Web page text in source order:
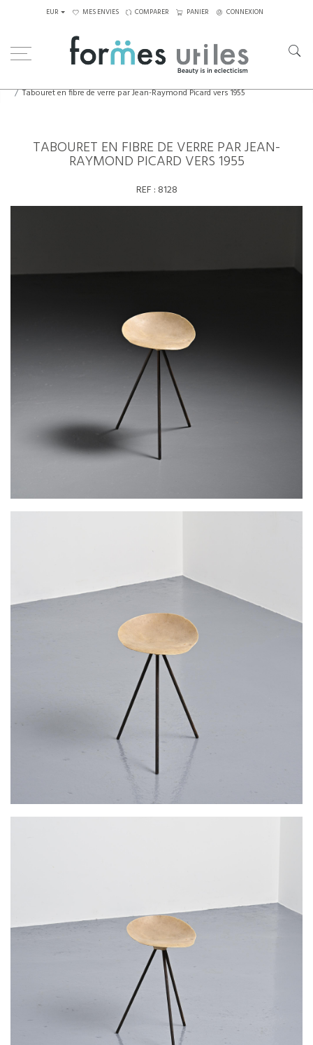
EUR MES ENVIES COMPARER PANIER CONNEXION
Tabouret en fibre de verre par Jean-Raymond Picard vers 1955
TABOURET EN FIBRE DE VERRE PAR JEAN-
RAYMOND PICARD VERS 1955
REF : 8128